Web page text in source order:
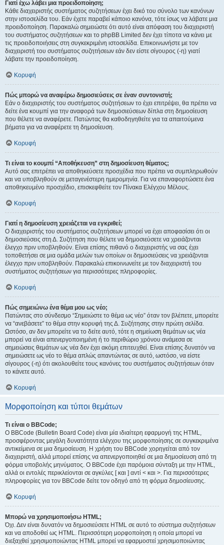
Γιατί έχω λάβει μια προειδοποίηση;
Κάθε διαχειριστής συστήματος συζητήσεων έχει δικό του σύνολο των κανόνων
στην ιστοσελίδα του. Εάν έχετε παραβεί κάποιο κανόνα, τότε ίσως να λάβατε μια
προειδοποίηση. Παρακαλώ σημειώστε ότι αυτό είναι απόφαση του διαχειριστή
του συστήματος συζητήσεων και το phpBB Limited δεν έχει τίποτα να κάνει με
τις προειδοποιήσεις στη συγκεκριμένη ιστοσελίδα. Επικοινωνήστε με τον
διαχειριστή του συστήματος συζητήσεων εάν δεν είστε σίγουρος (-η) γιατί
λάβατε την προειδοποίηση.
Κορυφή
Πώς μπορώ να αναφέρω δημοσιεύσεις σε έναν συντονιστή;
Εάν ο διαχειριστής του συστήματος συζητήσεων το έχει επιτρέψει, θα πρέπει να
δείτε ένα κουμπί για την αναφορά των δημοσιεύσεων δίπλα στη δημοσίευση
που θέλετε να αναφέρετε. Πατώντας θα καθοδηγηθείτε για τα απαιτούμενα
βήματα για να αναφέρετε τη δημοσίευση.
Κορυφή
Τι είναι το κουμπί “Αποθήκευση” στη δημοσίευση θέματος;
Αυτό σας επιτρέπει να αποθηκεύσετε προσχέδια που πρέπει να συμπληρωθούν
και να υποβληθούν σε μεταγενέστερη ημερομηνία. Για να επαναφορτώσετε ένα
αποθηκευμένο προσχέδιο, επισκεφθείτε τον Πίνακα Ελέγχου Μέλους.
Κορυφή
Γιατί η δημοσίευση χρειάζεται να εγκριθεί;
Ο διαχειριστής του συστήματος συζητήσεων μπορεί να έχει αποφασίσει ότι οι
δημοσιεύσεις στη Δ. Συζήτηση που θέλετε να δημοσιεύσετε να χρειάζονται
έλεγχο πριν υποβληθούν. Είναι επίσης πιθανό ο διαχειριστής να σας έχει
τοποθετήσει σε μια ομάδα μελών των οποίων οι δημοσιεύσεις να χρειάζονται
έλεγχο πριν υποβληθούν. Παρακαλώ επικοινωνείτε με τον διαχειριστή του
συστήματος συζητήσεων για περισσότερες πληροφορίες.
Κορυφή
Πώς σημειώνω ένα θέμα μου ως νέο;
Πατώντας στο σύνδεσμο “Σημειώστε το θέμα ως νέο” όταν τον βλέπετε, μπορείτε
να “ανεβάσετε” το θέμα στην κορυφή της Δ. Συζήτησης στην πρώτη σελίδα.
Ωστόσο, αν δεν μπορείτε να το δείτε αυτό, τότε η σημείωση θεμάτων ως νέα
μπορεί να είναι απενεργοποιημένη ή το περιθώριο χρόνου ανάμεσα σε
σημειώσεις θεμάτων ως νέα δεν έχει ακόμη επιτευχθεί. Είναι επίσης δυνατόν να
σημειώσετε ως νέο το θέμα απλώς απαντώντας σε αυτό, ωστόσο, να είστε
σίγουρος (-η) ότι ακολουθείτε τους κανόνες του συστήματος συζητήσεων όταν
το κάνετε αυτό.
Κορυφή
Μορφοποίηση και τύποι θεμάτων
Τι είναι ο BBCode;
Ο BBCode (Bulletin Board Code) είναι μία ιδιαίτερη εφαρμογή της HTML,
προσφέροντας μεγάλη δυνατότητα ελέγχου της μορφοποίησης σε συγκεκριμένα
αντικείμενα σε μια δημοσίευση. Η χρήση του BBCode χορηγείται από τον
διαχειριστή, αλλά μπορεί επίσης να απενεργοποιηθεί σε μια δημοσίευση από τη
φόρμα υποβολής μηνύματος. Ο BBCode έχει παρόμοια σύνταξη με την HTML,
αλλά οι εντολές περικλείονται σε αγκύλες [ και ] αντί < και >. Για περισσότερες
πληροφορίες για τον BBCode δείτε τον οδηγό από τη φόρμα δημοσίευσης.
Κορυφή
Μπορώ να χρησιμοποιήσω HTML;
Όχι. Δεν είναι δυνατόν να δημοσιεύσετε HTML σε αυτό το σύστημα συζητήσεων
και να αποδοθεί ως HTML. Περισσότερη μορφοποίηση η οποία μπορεί να
διεξαχθεί χρησιμοποιώντας HTML μπορεί να εφαρμοστεί χρησιμοποιώντας